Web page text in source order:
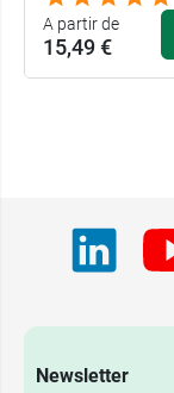
A partir de
15,49 €
Newsletter